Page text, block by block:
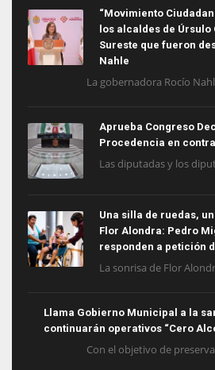
“Movimiento
los alcaldes de Úrsulo
Sureste que fueron
Nahle
La gobernadora Rocío
Aprueba Congreso
Procedencia en
Las diputadas y los
Una silla de ruedas,
Flor Alondra: Pedro
responden a petición
La sonrisa de Flor
Llama Gobierno Municipal a la
continuarán operativos “Cero
Con el objetivo de